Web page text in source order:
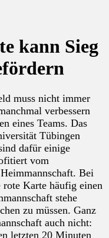
kann Sieg
muss nicht immer
verbessern
eines Teams. Das
Tübingen
dafür einige
vom
Bei
Karte häufig einen
stehe
zu müssen. Ganz
auch nicht:
letzten 20 Minuten